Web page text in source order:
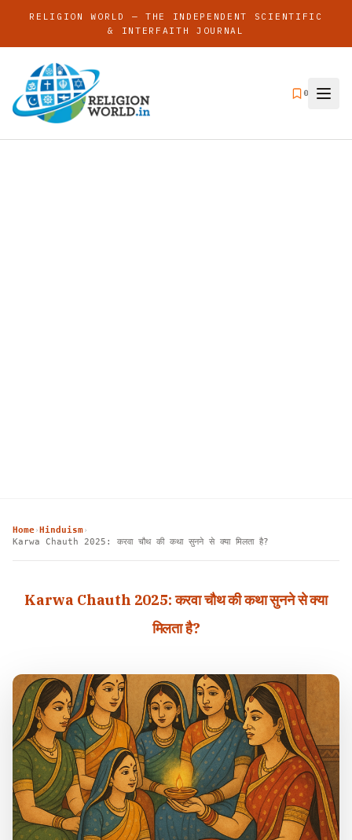
RELIGION WORLD — THE INDEPENDENT SCIENTIFIC
& INTERFAITH JOURNAL
0
Home› Hinduism›
Karwa Chauth 2025: करवा चौथ की कथा सुनने से क्या मिलता है?
Karwa Chauth 2025: करवा चौथ की कथा सुनने से क्या
मिलता है?